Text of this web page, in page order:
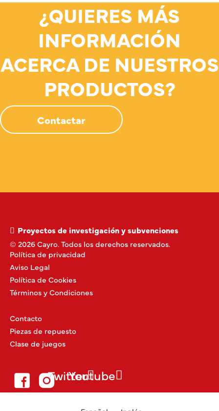
¿QUIERES MÁS
INFORMACIÓN
ACERCA DE NUESTROS
PRODUCTOS?
Contactar
Proyectos de investigación y subvenciones
© 2026 Cayro. Todos los derechos reservados.
Política de privacidad
Aviso Legal
Política de Cookies
Términos y Condiciones
Contacto
Piezas de repuesto
Clase de juegos
TwitterYoutube